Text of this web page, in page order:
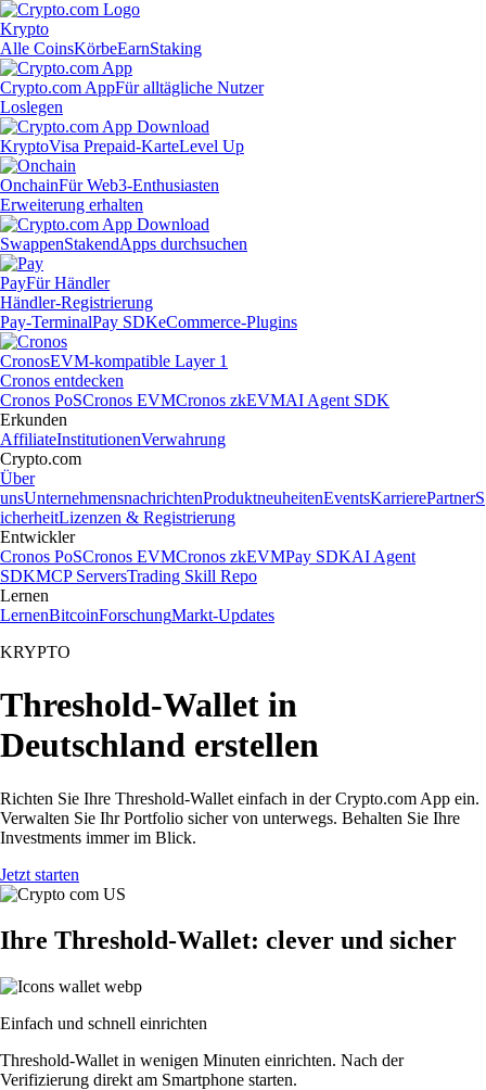
Krypto
Alle CoinsKörbeEarnStaking
Crypto.com AppFür alltägliche Nutzer
Loslegen
KryptoVisa Prepaid-KarteLevel Up
OnchainFür Web3-Enthusiasten
Erweiterung erhalten
SwappenStakendApps durchsuchen
PayFür Händler
Händler-Registrierung
Pay-TerminalPay SDKeCommerce-Plugins
CronosEVM-kompatible Layer 1
Cronos entdecken
Cronos PoSCronos EVMCronos zkEVMAI Agent SDK
Erkunden
AffiliateInstitutionenVerwahrung
Crypto.com
Über
unsUnternehmensnachrichtenProduktneuheitenEventsKarrierePartnerS
icherheitLizenzen & Registrierung
Entwickler
Cronos PoSCronos EVMCronos zkEVMPay SDKAI Agent
SDKMCP ServersTrading Skill Repo
Lernen
LernenBitcoinForschungMarkt-Updates
KRYPTO
Threshold-Wallet in
Deutschland erstellen
Richten Sie Ihre Threshold-Wallet einfach in der Crypto.com App ein.
Verwalten Sie Ihr Portfolio sicher von unterwegs. Behalten Sie Ihre
Investments immer im Blick.
Jetzt starten
Ihre Threshold-Wallet: clever und sicher
Einfach und schnell einrichten
Threshold-Wallet in wenigen Minuten einrichten. Nach der
Verifizierung direkt am Smartphone starten.